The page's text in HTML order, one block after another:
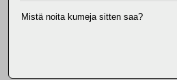
Mistä noita kumeja sitten saa?